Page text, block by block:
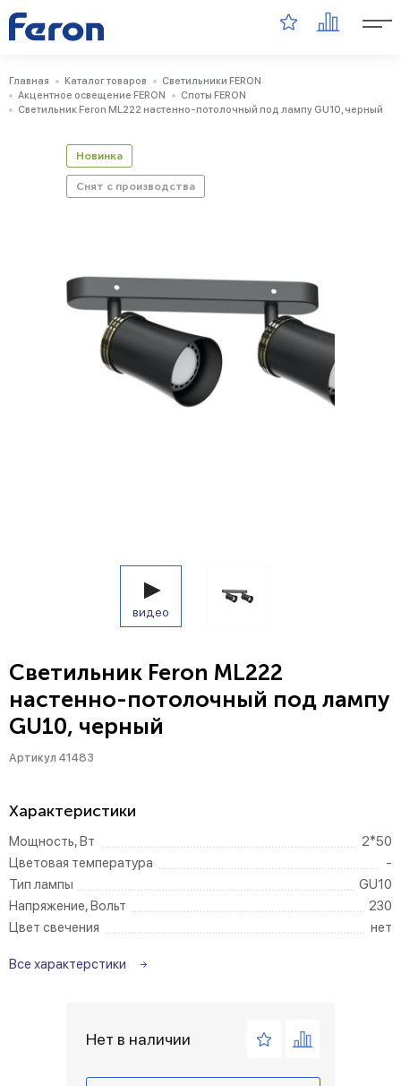
Главная Каталог товаров
Светильники FERON
Акцентное освещение FERON
Споты FERON
Светильник Feron ML222 настенно-потолочный под лампу GU10, черный
видео
Новинка
Снят с производства
Светильник Feron ML222
настенно-потолочный под лампу
GU10, черный
Артикул 41483
Характеристики
Мощность, Вт
2*50
Цветовая температура
-
Тип лампы
GU10
Напряжение, Вольт
230
Цвет свечения
нет
Все характерстики
Нет в наличии